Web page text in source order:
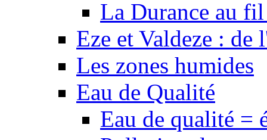
La Durance au
Eze et Valdeze : de
Les zones humides
Eau de Qualité
Eau de qualité =